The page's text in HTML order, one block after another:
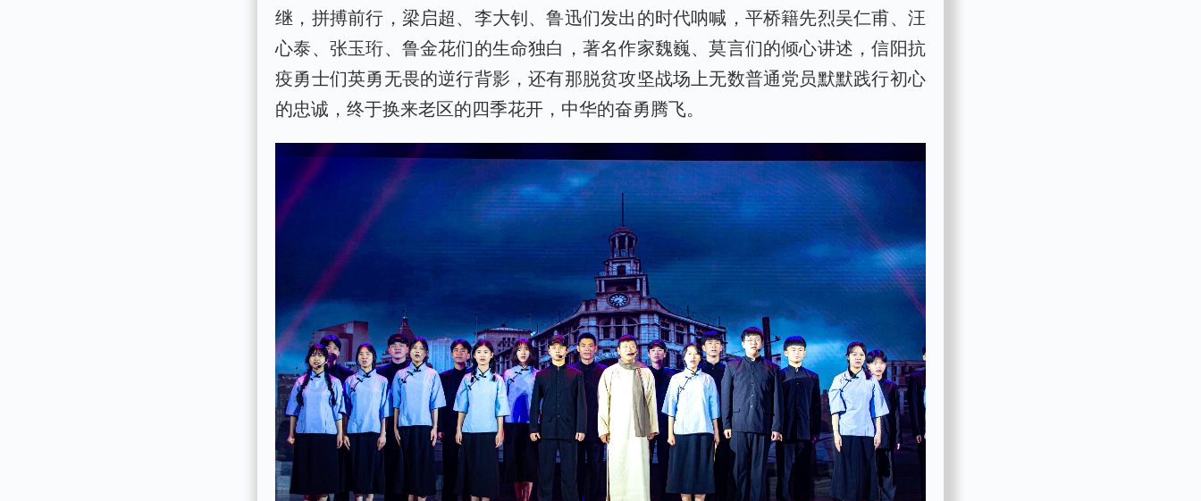
继，拼搏前行，梁启超、李大钊、鲁迅们发出的时代呐喊，平桥籍先烈吴仁甫、汪
心泰、张玉珩、鲁金花们的生命独白，著名作家魏巍、莫言们的倾心讲述，信阳抗
疫勇士们英勇无畏的逆行背影，还有那脱贫攻坚战场上无数普通党员默默践行初心
的忠诚，终于换来老区的四季花开，中华的奋勇腾飞。